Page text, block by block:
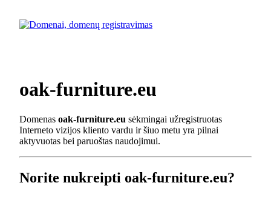
oak-furniture.eu
Domenas oak-furniture.eu sėkmingai užregistruotas
Interneto vizijos kliento vardu ir šiuo metu yra pilnai
aktyvuotas bei paruoštas naudojimui.
Norite nukreipti oak-furniture.eu?